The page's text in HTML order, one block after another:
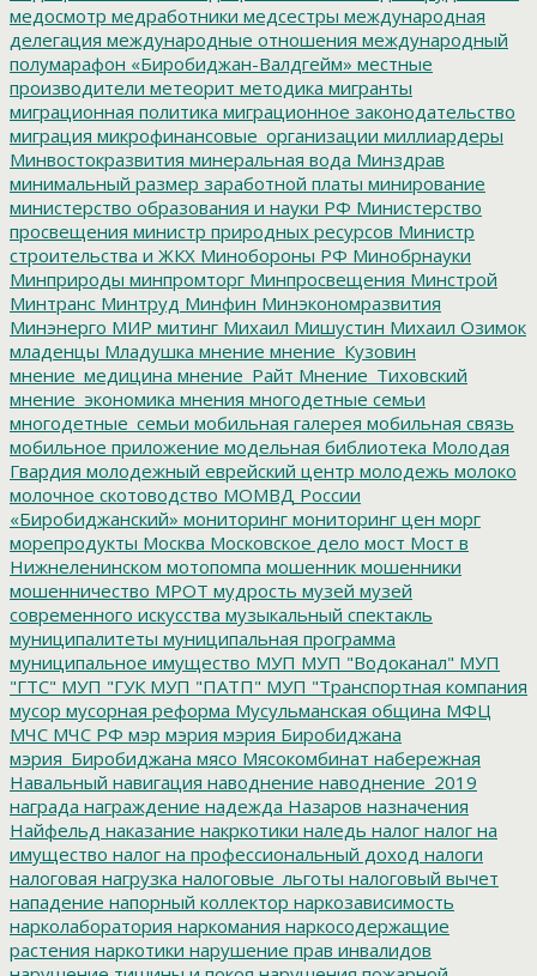
медосмотр медработники медсестры международная
делегация международные отношения международный
полумарафон «Биробиджан-Валдгейм» местные
производители метеорит методика мигранты
миграционная политика миграционное законодательство
миграция микрофинансовые_организации миллиардеры
Минвостокразвития минеральная вода Минздрав
минимальный размер заработной платы минирование
министерство образования и науки РФ Министерство
просвещения министр природных ресурсов Министр
строительства и ЖКХ Минобороны РФ Минобрнауки
Минприроды минпромторг Минпросвещения Минстрой
Минтранс Минтруд Минфин Минэкономразвития
Минэнерго МИР митинг Михаил Мишустин Михаил Озимок
младенцы Младушка мнение мнение_Кузовин
мнение_медицина мнение_Райт Мнение_Тиховский
мнение_экономика мнения многодетные семьи
многодетные_семьи мобильная галерея мобильная связь
мобильное приложение модельная библиотека Молодая
Гвардия молодежный еврейский центр молодежь молоко
молочное скотоводство МОМВД России
«Биробиджанский» мониторинг мониторинг цен морг
морепродукты Москва Московское дело мост Мост в
Нижнеленинском мотопомпа мошенник мошенники
мошенничество МРОТ мудрость музей музей
современного искусства музыкальный спектакль
муниципалитеты муниципальная программа
муниципальное имущество МУП МУП "Водоканал" МУП
"ГТС" МУП "ГУК МУП "ПАТП" МУП "Транспортная компания
мусор мусорная реформа Мусульманская община МФЦ
МЧС МЧС РФ мэр мэрия мэрия Биробиджана
мэрия_Биробиджана мясо Мясокомбинат набережная
Навальный навигация наводнение наводнение_2019
награда награждение надежда Назаров назначения
Найфельд наказание накркотики наледь налог налог на
имущество налог на профессиональный доход налоги
налоговая нагрузка налоговые_льготы налоговый вычет
нападение напорный коллектор наркозависимость
нарколаборатория наркомания наркосодержащие
растения наркотики нарушение прав инвалидов